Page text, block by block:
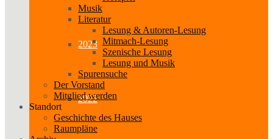
2023
2022
Musik
Literatur
Lesung & Autoren-Lesung
Mitmach-Lesung
Szenische Lesung
Lesung und Musik
Spurensuche
Der Vorstand
Mitglied werden
Standort
Geschichte des Hauses
Raumpläne